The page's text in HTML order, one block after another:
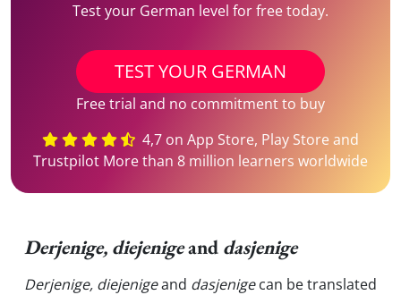
Test your German level for free today.
TEST YOUR GERMAN
Free trial and no commitment to buy
4,7 on App Store, Play Store and
Trustpilot More than 8 million learners worldwide
Derjenige, diejenigeand dasjenige
Derjenige, diejenigeand dasjenigecan be translated